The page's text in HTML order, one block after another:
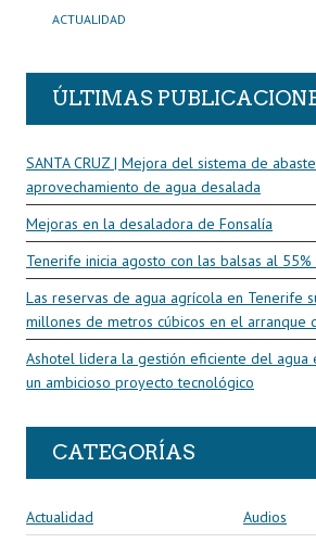
ACTUALIDAD
ÚLTIMAS
SANTA CRUZ | Mejora del sistema de
aprovechamiento de agua desalada
Mejoras en la desaladora de Fonsalía
Tenerife inicia agosto con las balsas al 55%
Las reservas de agua agrícola en Tenerife
millones de metros cúbicos en el arranque
Ashotel lidera la gestión eficiente del agua
un ambicioso proyecto tecnológico
CATEGORÍAS
Actualidad
Audios